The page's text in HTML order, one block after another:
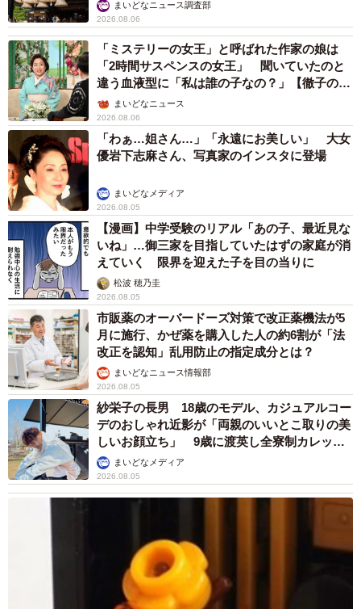
まいどなニュース調査部
2026.08.06
「ミステリーの女王」と呼ばれた作家の娘は
「2時間サスペンスの女王」 聞いていたのと
違う血液型に「私は誰の子なの？」【徹子の部
屋】まいどなニュース
2026.08.06
「わぁ…姐さん…」「永遠にお美しい」 大女
優岩下志麻さん、写真家のインスタに登場
まいどなメディア
2026.08.05
【漫画】中学受験のリアル「あの子、最近見な
いね」…御三家を目指していたはずの家庭が消
えていく 限界を迎えた子を目の当りに
松波 穂乃圭
2026.08.05
市販薬のオーバードーズ対策で改正薬機法が5
月に施行、かぜ薬を購入した人の約6割が「法
改正を認知」乱用防止の指定成分とは？
まいどなニュース情報部
2026.08.05
紗栄子の長男 18歳のモデル、カジュアルコー
デのおしゃれ近影が「両親のいいとこ取りの美
しいお顔立ち」 9歳に渡英し全寮制カレッジ
で学ぶまいどなメディア
2026.08.05